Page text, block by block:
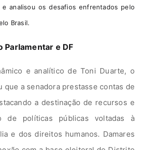
e analisou os desafios enfrentados pelo
Brasil.
Parlamentar e DF
e analítico de Toni Duarte, o
que a senadora prestasse contas de
a destinação de recursos e
de políticas públicas voltadas à
e dos direitos humanos. Damares